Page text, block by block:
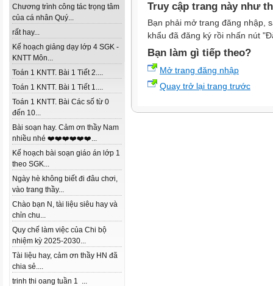
Chương trình công tác trọng tâm
của cá nhân Quý...
rất hay...
Kế hoạch giảng dạy lớp 4 SGK -
KNTT Môn...
Toán 1 KNTT. Bài 1 Tiết 2....
Toán 1 KNTT. Bài 1 Tiết 1....
Toán 1 KNTT. Bài Các số từ 0
đến 10...
Bài soạn hay. Cảm ơn thầy Nam
nhiều nhé ❤️❤️❤️❤️❤️❤️...
Kế hoạch bài soạn giáo án lớp 1
theo SGK...
Ngày hè không biết đi đâu chơi,
vào trang thầy...
Chào bạn N, tài liệu siêu hay và
chỉn chu...
Quy chế làm việc của Chi bộ
nhiệm kỳ 2025-2030...
Tài liệu hay, cảm ơn thầy HN đã
chia sẻ....
trinh thi oang tuần 1 ...
Truy cập trang này như
Bạn phải mở trang đăng nhập,
khẩu đã đăng ký rồi nhấn nút
Bạn làm gì tiếp theo?
Mở trang đăng nhập
Quay trở lại trang trước